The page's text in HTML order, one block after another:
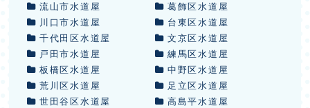
流山市水道屋
葛飾区水道屋
川口市水道屋
台東区水道屋
千代田区水道屋
文京区水道屋
戸田市水道屋
練馬区水道屋
板橋区水道屋
中野区水道屋
荒川区水道屋
足立区水道屋
世田谷区水道屋
高島平水道屋